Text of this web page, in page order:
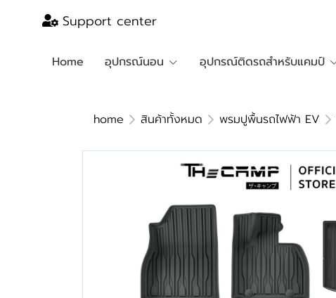
Support center
Home อุปกรณ์นอน อุปกรณ์ติดรถสำหรับแคมป์
home สินค้าทั้งหมด พรมปูพื้นรถไฟฟ้า EV